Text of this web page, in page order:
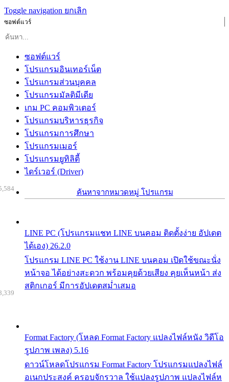
Toggle navigation ยกเลิก
ซอฟต์แวร์
ซอฟต์แวร์
โปรแกรมอินเทอร์เน็ต
โปรแกรมส่วนบุคคล
โปรแกรมมัลติมีเดีย
เกม PC คอมพิวเตอร์
โปรแกรมบริหารธุรกิจ
โปรแกรมการศึกษา
โปรแกรมเมอร์
โปรแกรมยูทิลิตี้
ไดร์เวอร์ (Driver)
ค้นหาจากหมวดหมู่ โปรแกรม
LINE PC (โปรแกรมแชท LINE บนคอม ติดตั้งง่าย อัปเดต
ได้เอง) 26.2.0
โปรแกรม LINE PC ใช้งาน LINE บนคอม เปิดใช้ขณะนั่ง
หน้าจอ ได้อย่างสะดวก พร้อมคุยด้วยเสียง คุยเห็นหน้า ส่ง
สติกเกอร์ มีการอัปเดตสม่ำเสมอ
Format Factory (โหลด Format Factory แปลงไฟล์หนัง วิดีโอ
รูปภาพ เพลง) 5.16
ดาวน์โหลดโปรแกรม Format Factory โปรแกรมแปลงไฟล์
อเนกประสงค์ ครอบจักรวาล ใช้แปลงรูปภาพ แปลงไฟล์ห